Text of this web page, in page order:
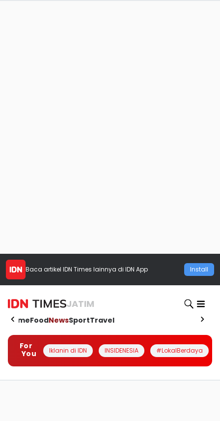
Baca artikel IDN Times lainnya di IDN App Install
JATIM
HomeFoodNewsSportTravel
For
You
Iklanin di IDN INSIDENESIA #LokalBerdaya